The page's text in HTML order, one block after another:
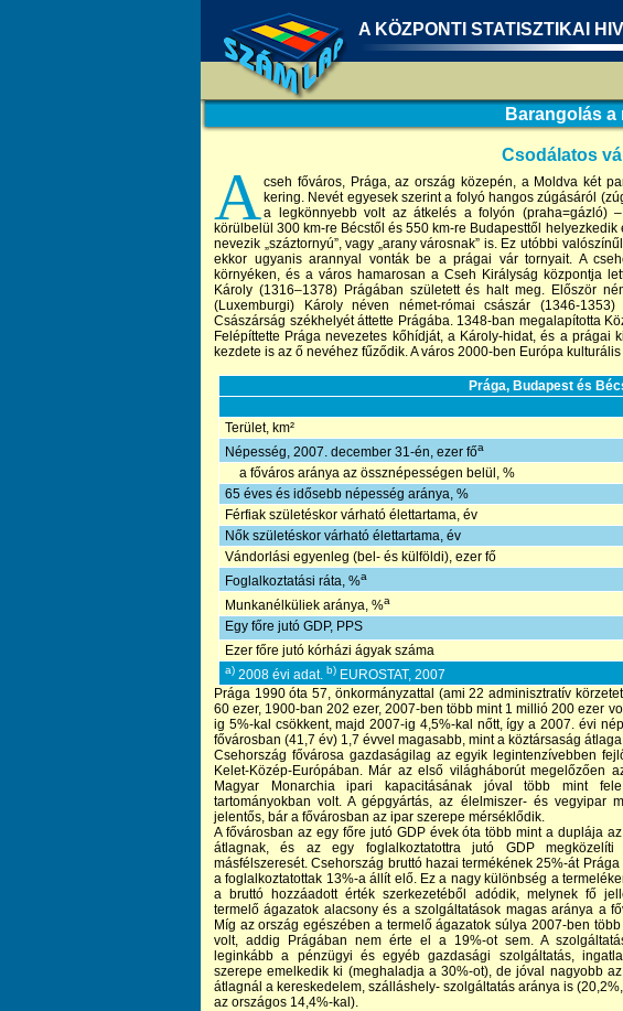
A KÖZPONTI STATISZTIKAI
Barangolás
Csodálatos
Acseh főváros, Prága, az ország közepén, a Moldva két
kering. Nevét egyesek szerint a folyó hangos zúgásáról
a legkönnyebb volt az átkelés a folyón (praha=gázló)
körülbelül 300 km-re Bécstől és 550 km-re Budapesttől
nevezik „száztornyú”, vagy „arany városnak” is. Ez utóbbi
ekkor ugyanis arannyal vonták be a prágai vár tornyait. A
környéken, és a város hamarosan a Cseh Királyság központja
Károly (1316–1378) Prágában született és halt meg. Először
(Luxemburgi) Károly néven német-római császár (1346-
Császárság székhelyét áttette Prágába. 1348-ban megalapította
Felépíttette Prága nevezetes kőhídját, a Károly-hidat, és a
kezdete is az ő nevéhez fűződik. A város 2000-ben Európa
Prága, Budapest és
a) 2008 évi adat. b) EUROSTAT, 2007
Terület, km²
Népesség, 2007. december 31-én, ezer főa
a főváros aránya az össznépességen belül, %
65 éves és idősebb népesség aránya, %
Férfiak születéskor várható élettartama, év
Nők születéskor várható élettartama, év
Vándorlási egyenleg (bel- és külföldi), ezer fő
Foglalkoztatási ráta, %a
Munkanélküliek aránya, %a
Egy főre jutó GDP, PPS
Ezer főre jutó kórházi ágyak száma
Prága 1990 óta 57, önkormányzattal (ami 22 adminisztratív
60 ezer, 1900-ban 202 ezer, 2007-ben több mint 1 millió 200 ezer
ig 5%-kal csökkent, majd 2007-ig 4,5%-kal nőtt, így a 2007. évi
fővárosban (41,7 év) 1,7 évvel magasabb, mint a köztársaság
Csehország fővárosa gazdaságilag az egyik legintenzívebben
Kelet-Közép-Európában. Már az első világháborút megelőzően
Magyar Monarchia ipari kapacitásának jóval több mint
tartományokban volt. A gépgyártás, az élelmiszer- és vegyipar
jelentős, bár a fővárosban az ipar szerepe mérséklődik.
A fővárosban az egy főre jutó GDP évek óta több mint a duplája
átlagnak, és az egy foglalkoztatottra jutó GDP
másfélszeresét. Csehország bruttó hazai termékének 25%-át Prága
a foglalkoztatottak 13%-a állít elő. Ez a nagy különbség a
a bruttó hozzáadott érték szerkezetéből adódik, melynek fő
termelő ágazatok alacsony és a szolgáltatások magas aránya a
Míg az ország egészében a termelő ágazatok súlya 2007-ben
volt, addig Prágában nem érte el a 19%-ot sem. A
leginkább a pénzügyi és egyéb gazdasági szolgáltatás,
szerepe emelkedik ki (meghaladja a 30%-ot), de jóval nagyobb
átlagnál a kereskedelem, szálláshely- szolgáltatás aránya is
az országos 14,4%-kal).